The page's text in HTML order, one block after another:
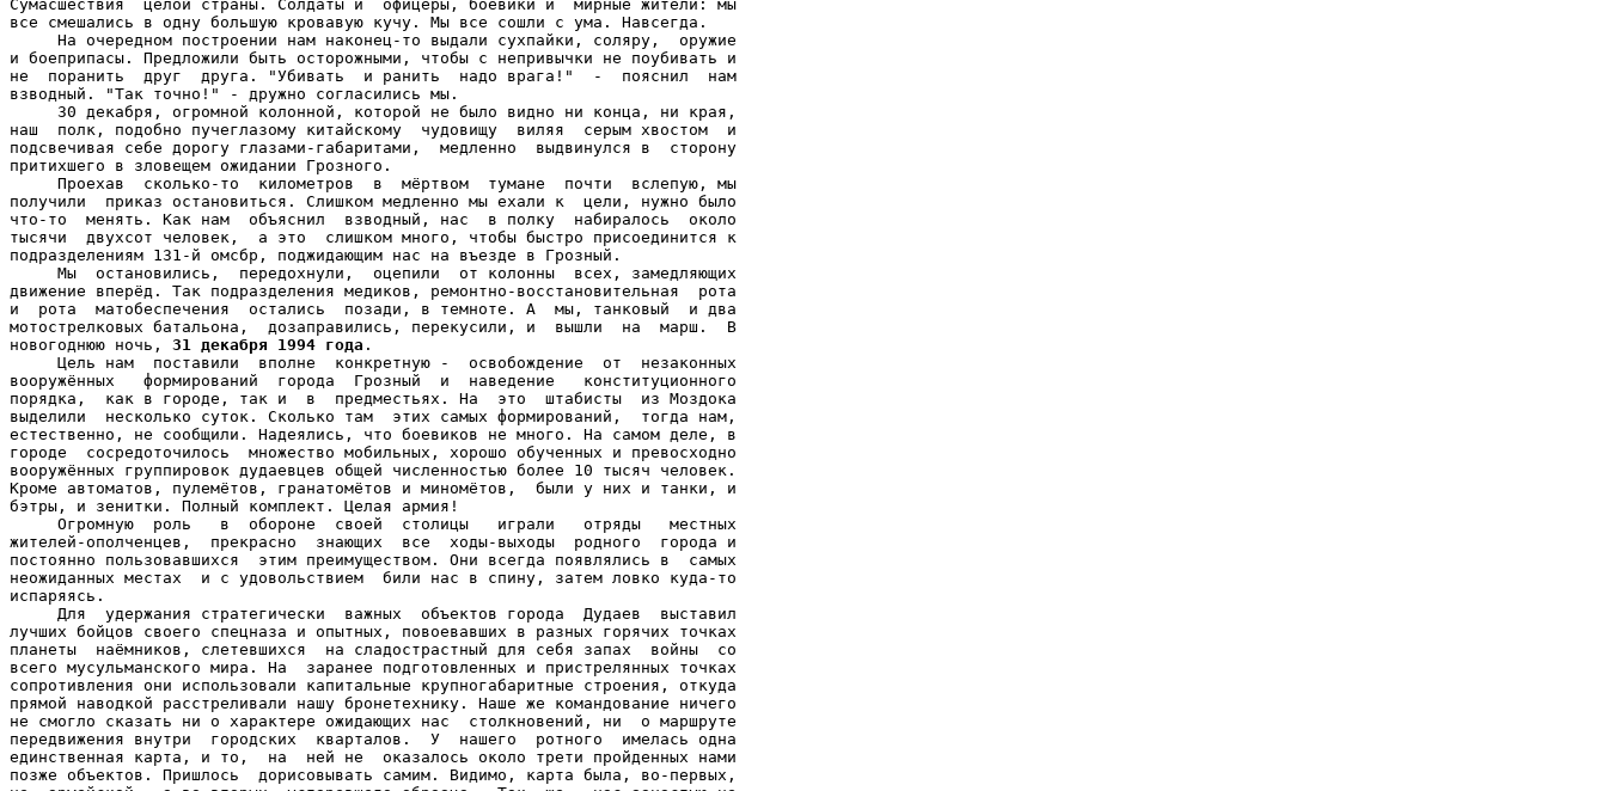
Сумасшествия  целой страны. Солдаты и  офицеры, боевики и  мирные жители: мы
все смешались в одну большую кровавую кучу. Мы все сошли с ума. Навсегда.
     На очередном построении нам наконец-то выдали сухпайки, соляру,  оружие
и боеприпасы. Предложили быть осторожными, чтобы с непривычки не поубивать и
не  поранить  друг  друга. "Убивать  и ранить  надо врага!"  -  пояснил  нам
взводный. "Так точно!" - дружно согласились мы.
     30 декабря, огромной колонной, которой не было видно ни конца, ни края,
наш  полк, подобно пучеглазому китайскому  чудовищу  виляя  серым хвостом  и
подсвечивая себе дорогу глазами-габаритами,  медленно  выдвинулся в  сторону
притихшего в зловещем ожидании Грозного.
     Проехав  сколько-то  километров  в  мёртвом  тумане  почти  вслепую, мы
получили  приказ остановиться. Слишком медленно мы ехали к  цели, нужно было
что-то  менять. Как нам  объяснил  взводный, нас  в полку  набиралось  около
тысячи  двухсот человек,  а это  слишком много, чтобы быстро присоединится к
подразделениям 131-й омсбр, поджидающим нас на въезде в Грозный.
     Мы  остановились,  передохнули,  оцепили  от колонны  всех, замедляющих
движение вперёд. Так подразделения медиков, ремонтно-восстановительная  рота
и  рота  матобеспечения  остались  позади, в темноте. А  мы, танковый  и два
мотострелковых батальона,  дозаправились, перекусили, и  вышли  на  марш.  В
новогоднюю ночь, 31 декабря 1994 года .
     Цель нам  поставили  вполне  конкретную -  освобождение  от  незаконных
вооружённых   формирований  города  Грозный  и  наведение   конституционного
порядка,  как в городе, так и  в  предместьях. На  это  штабисты  из Моздока
выделили  несколько суток. Сколько там  этих самых формирований,  тогда нам,
естественно, не сообщили. Надеялись, что боевиков не много. На самом деле, в
городе  сосредоточилось  множество мобильных, хорошо обученных и превосходно
вооружённых группировок дудаевцев общей численностью более 10 тысяч человек.
Кроме автоматов, пулемётов, гранатомётов и миномётов,  были у них и танки, и
бэтры, и зенитки. Полный комплект. Целая армия!
     Огромную  роль   в  обороне  своей  столицы   играли   отряды   местных
жителей-ополченцев,  прекрасно  знающих  все  ходы-выходы  родного  города и
постоянно пользовавшихся  этим преимуществом. Они всегда появлялись в  самых
неожиданных местах  и с удовольствием  били нас в спину, затем ловко куда-то
испаряясь.
     Для  удержания стратегически  важных  объектов города  Дудаев  выставил
лучших бойцов своего спецназа и опытных, повоевавших в разных горячих точках
планеты  наёмников, слетевшихся  на сладострастный для себя запах  войны  со
всего мусульманского мира. На  заранее подготовленных и пристрелянных точках
сопротивления они использовали капитальные крупногабаритные строения, откуда
прямой наводкой расстреливали нашу бронетехнику. Наше же командование ничего
не смогло сказать ни о характере ожидающих нас  столкновений, ни  о маршруте
передвижения внутри  городских  кварталов.  У  нашего  ротного  имелась одна
единственная карта, и то,  на  ней не  оказалось около трети пройденных нами
позже объектов. Пришлось  дорисовывать самим. Видимо, карта была, во-первых,